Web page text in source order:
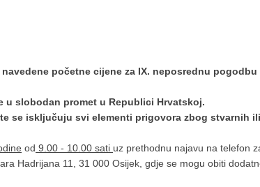
početne cijene za IX. neposrednu
u slobodan promet u Republici Hrvatskoj.
se isključuju svi elementi prigovora zbog stvarnih
od 9.00 - 10.00 sati uz prethodnu najavu na telefon
Hadrijana 11, 31 000 Osijek, gdje se mogu obiti